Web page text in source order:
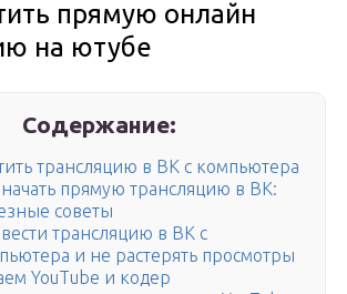
прямую онлайн
на ютубе
Содержание:
трансляцию в ВК с компьютера
прямую трансляцию в ВК:
советы
трансляцию в ВК с
и не растерять просмотры
YouTube и кодер